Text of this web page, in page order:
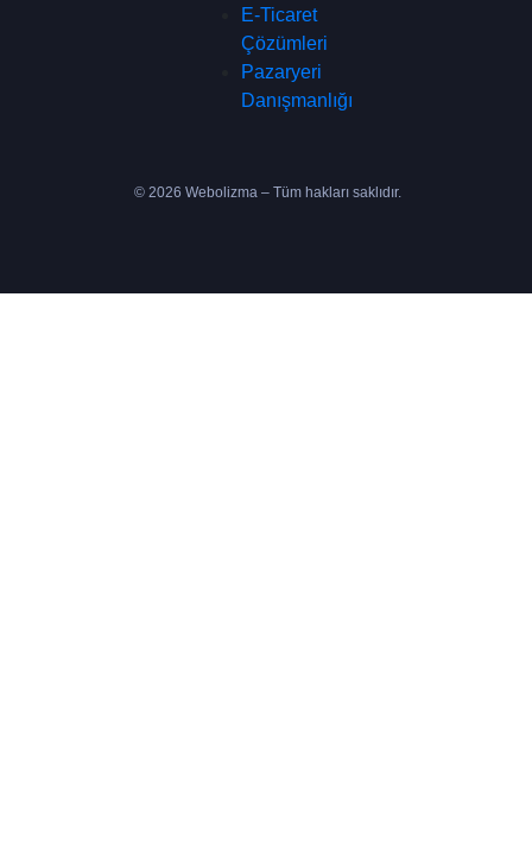
E-Ticaret
Çözümleri
Pazaryeri
Danışmanlığı
© 2026 Webolizma – Tüm hakları saklıdır.